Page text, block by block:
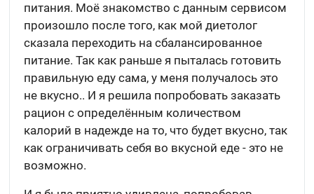
питания. Моё знакомство с данным сервисом
произошло после того, как мой диетолог
сказала переходить на сбалансированное
питание. Так как раньше я пыталась готовить
правильную еду сама, у меня получалось это
не вкусно.. И я решила попробовать заказать
рацион с определённым количеством
калорий в надежде на то, что будет вкусно, так
как ограничивать себя во вкусной еде - это не
возможно.